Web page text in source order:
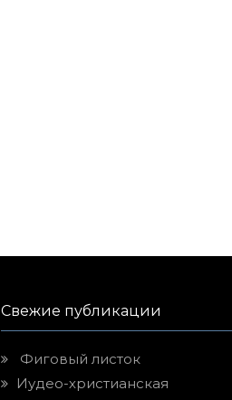
Свежие публикации
Фиговый листок
Иудео-христианская